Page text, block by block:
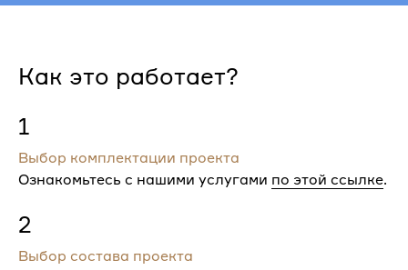
Как это работает?
1
Выбор комплектации проекта
Ознакомьтесь с нашими услугами по этой ссылке.
2
Выбор состава проекта